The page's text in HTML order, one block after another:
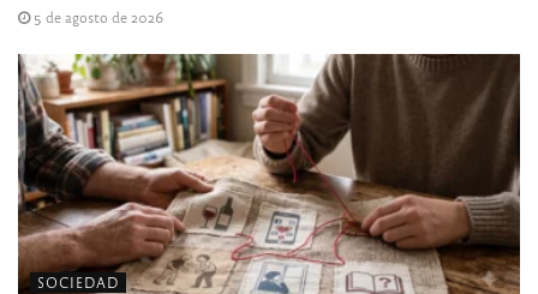
5 de agosto de 2026
SOCIEDAD